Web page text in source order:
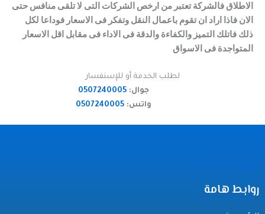
الاطلاق فالشركة تعتبر من ارخص الشركات التى لا تلقى منافس حتى
الان فاذا اراد ان تقوم باعمال النقل وتفكر فى الاسعار فوداعا لكل
ذلك فاتلك التميز والكفاءة والدقة فى الاداء فى مقابل اقل الاسعار
المتواجدة فى الاسواق
لطلب الخدمة أو للإستفسار
جوال: 0507240005
واتس: 0507240005
روابط هامة